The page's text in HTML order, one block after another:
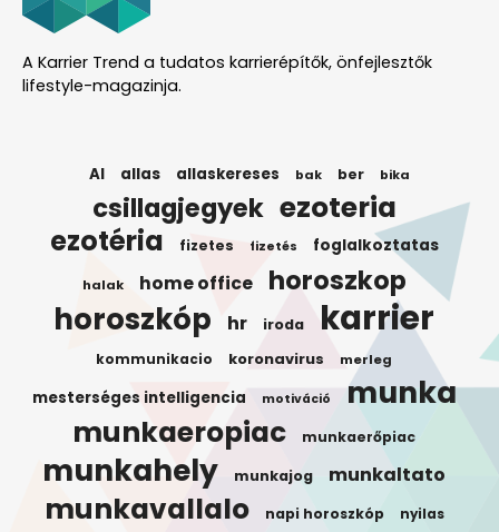
A Karrier Trend a tudatos karrierépítők, önfejlesztők
lifestyle-magazinja.
AI allas allaskereses bak ber bika
csillagjegyek ezoteria
ezotéria fizetes fizetés foglalkoztatas
halak home office horoszkop
horoszkóp hr iroda karrier
kommunikacio koronavirus merleg
mesterséges intelligencia motiváció munka
munkaeropiac munkaerőpiac
munkahely munkajog munkaltato
munkavallalo napi horoszkóp nyilas